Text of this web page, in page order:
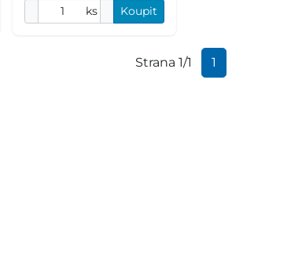
ks Koupit
Strana 1/1 1